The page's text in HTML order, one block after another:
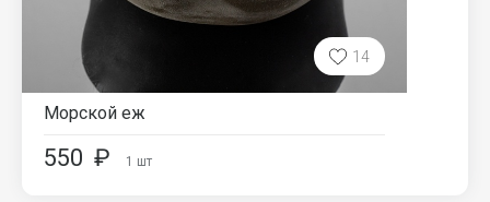
14
Морской еж
550 ₽ 1 шт